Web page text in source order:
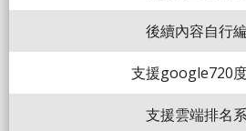
後續內容自行
支援google720
支援雲端排名